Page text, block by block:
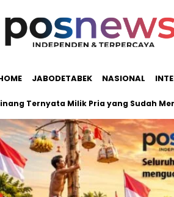
JABODETABEK NASIONAL
Milik Pria yang Sudah Meninggal